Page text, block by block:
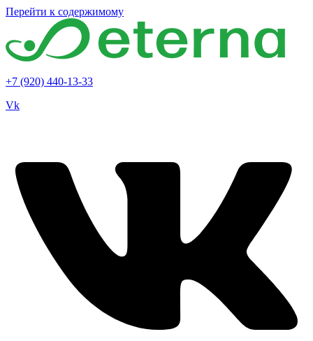
Перейти к содержимому
+7 (920) 440-13-33
Vk